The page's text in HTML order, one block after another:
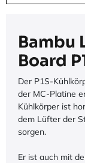
Bambu
Board
Der P1S-
der MC-Platine
Kühlkörper ist
dem Lüfter der
sorgen.
Er ist auch mit